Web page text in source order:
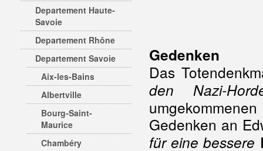
Departement Haute-
Savoie
Departement Rhône
Departement Savoie
Aix-les-Bains
Albertville
Bourg-Saint-
Maurice
Chambéry
Gedenken
Das
den Nazi-
Gedenken an
für eine bessere